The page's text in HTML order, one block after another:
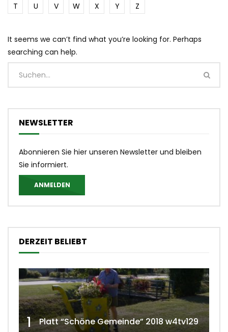
T
U V W X Y Z
It seems we can’t find what you’re looking for. Perhaps
searching can help.
NEWSLETTER
Abonnieren Sie hier unseren Newsletter und bleiben
Sie informiert.
ANMELDEN
DERZEIT BELIEBT
1 Platt “Schöne Gemeinde” 2018 w4tv129